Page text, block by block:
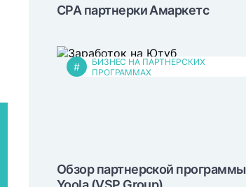
CPA партнерки Амаркетс
#
БИЗНЕС НА ПАРТНЕРСКИХ
ПРОГРАММАХ
Обзор партнерской программы